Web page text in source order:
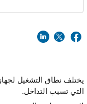
يختلف نطاق التشغيل
التي تسبب التداخل.